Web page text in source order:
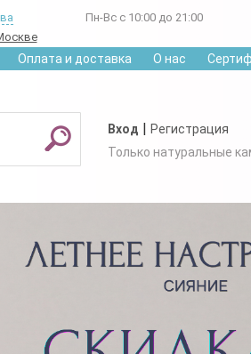
Пн-Вс с 10:00 до 21:00
Оплата и доставка О нас
Вход | Регистрация
Только натуральные